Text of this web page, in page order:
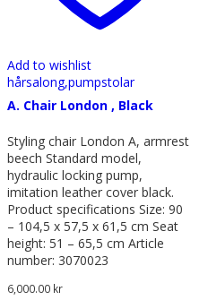
Add to wishlist
hårsalong,pumpstolar
A. Chair London , Black
Styling chair London A, armrest
beech Standard model,
hydraulic locking pump,
imitation leather cover black.
Product specifications Size: 90
– 104,5 x 57,5 x 61,5 cm Seat
height: 51 – 65,5 cm Article
number: 3070023
6,000.00 kr